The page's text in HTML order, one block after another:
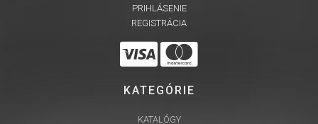
PRIHLÁSENIE
REGISTRÁCIA
KATEGÓRIE
KATALÓGY